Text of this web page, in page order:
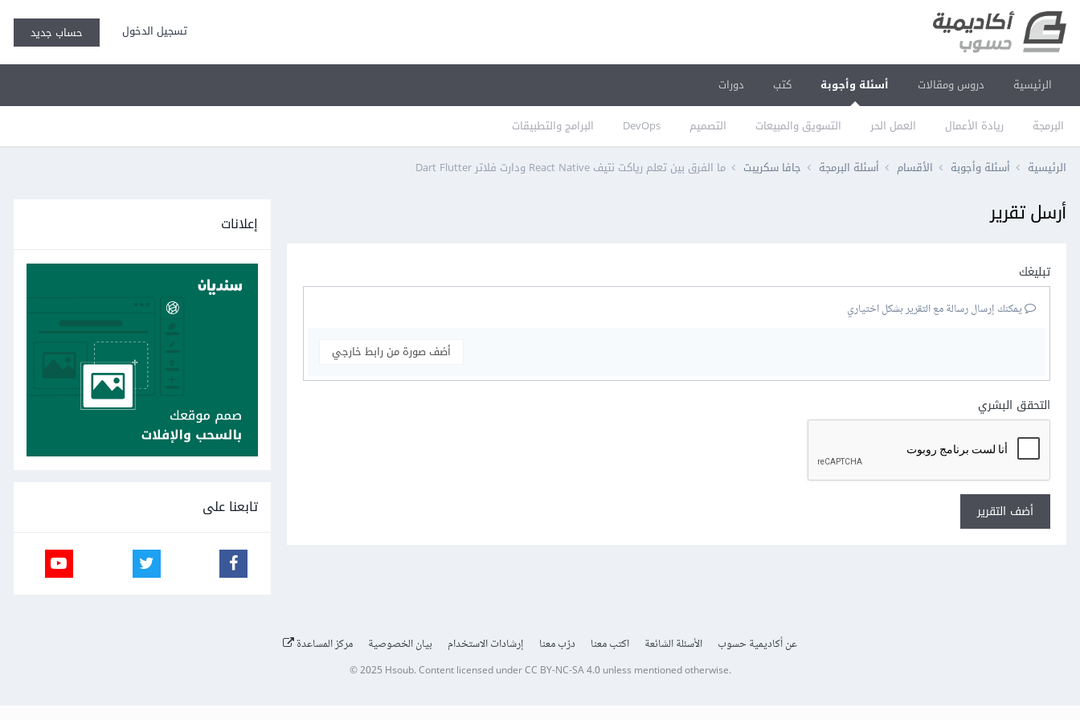
تسجيل الدخول حساب جديد
الرئيسية دروس ومقالات أسئلة وأجوبة
البرمجة ريادة الأعمال العمل الحر التسويق والمبيعات التصميم DevOps البرامج والتطبيقات
كتب دورات
الرئيسية أسئلة وأجوبة الأقسام أسئلة البرمجة جافا سكريبت ما الفرق بين تعلم رياكت نتيف React Native ودارت فلاتر Dart Flutter
أرسل تقرير
تبليغك
يمكنك إرسال رسالة مع التقرير بشكل اختياري
أضف صورة من رابط خارجي
التحقق البشري
أضف التقرير
إعلانات
تابعنا على
عن أكاديمية حسوب الأسئلة الشائعة اكتب معنا درّب معنا إرشادات الاستخدام بيان الخصوصية مركز المساعدة
© 2025 Hsoub.Content licensed underCC BY-NC-SA 4.0unless mentioned otherwise.